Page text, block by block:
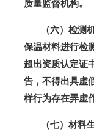
质量监督机构。
（六）检测
保温材料进行检
超出资质认定证
告，不得出具虚
样行为存在弄虚
（七）材料